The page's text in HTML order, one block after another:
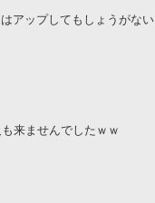
アップしてもしょうがない
来ませんでしたｗｗ